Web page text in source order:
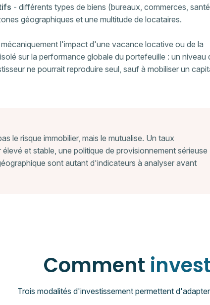
- différents types de biens (bureaux, commerces,
géographiques et une multitude de locataires.
l'impact d'une vacance locative ou de la
sur la performance globale du portefeuille : un niveau
ne pourrait reproduire seul, sauf à mobiliser un
le risque immobilier, mais le mutualise. Un taux
et stable, une politique de provisionnement sérieuse
sont autant d'indicateurs à analyser avant
Comment
Trois modalités d'investissement permettent